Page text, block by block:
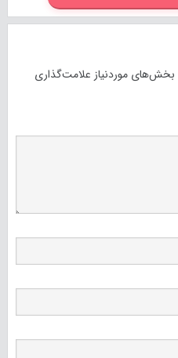
بخش‌های موردنیاز علامت‌گذاری